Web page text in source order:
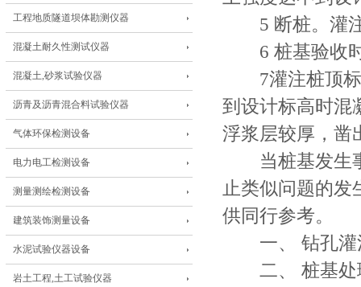
工程地质隧道坝体勘测仪器
混凝土耐久性测试仪器
混凝土,砂浆试验仪器
沥青及沥青混合料试验仪器
气体环保检测设备
电力电工检测设备
测量测绘检测设备
建筑装饰测量设备
水泥试验仪器设备
岩土工程,土工试验仪器
5 断桩。灌注
6 桩基验收时
7灌注桩顶标
到设计标高时混
浮浆层较厚，凿
当桩基发生事
止类似问题的发
供同行参考。
一、 钻孔灌
二、 桩基处